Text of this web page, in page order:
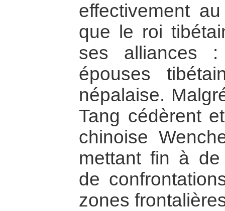
effectivement
que le roi
ses alliances
épouses
népalaise.
Tang cédèrent
chinoise
mettant fin à de
de
zones